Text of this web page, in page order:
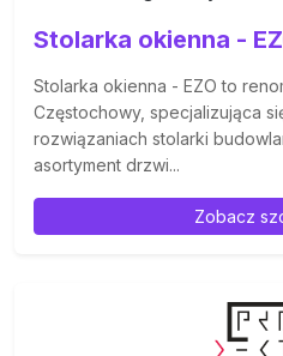
Stolarka okienna -
Stolarka okienna - EZO to
Częstochowy, specjalizująca
rozwiązaniach stolarki
asortyment drzwi...
Zobacz